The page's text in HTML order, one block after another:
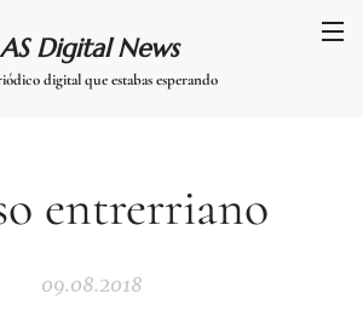
AS Digital News
digital que estabas esperando
entrerriano
09.08.2018